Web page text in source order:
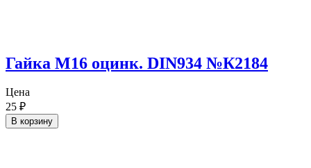
Гайка М16 оцинк. DIN934 №К2184
Цена
25 ₽
В корзину